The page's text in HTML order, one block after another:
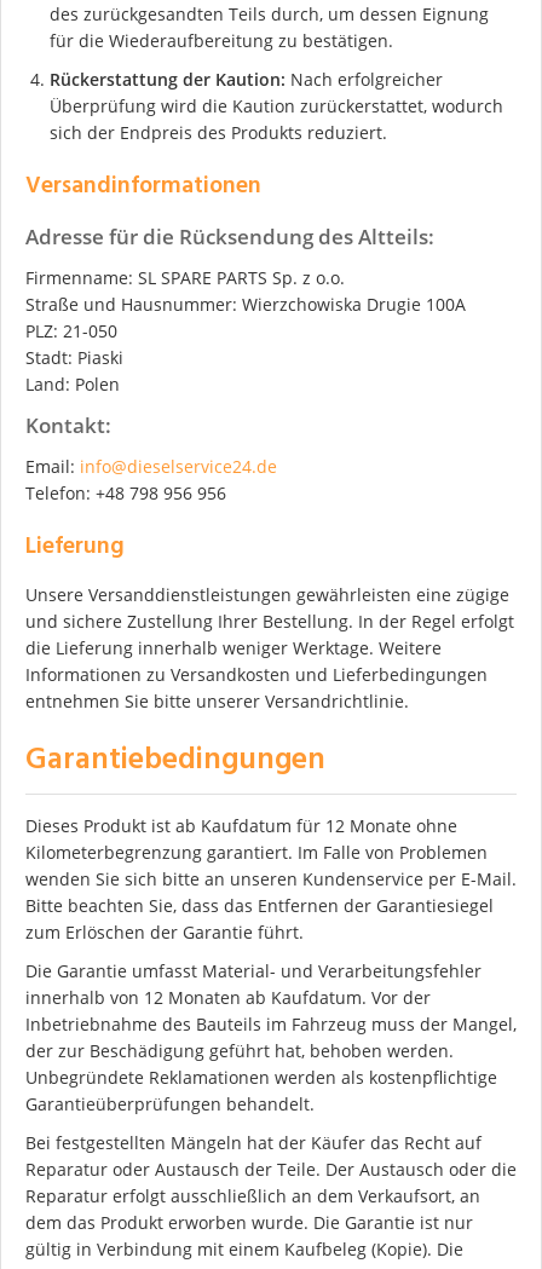
des zurückgesandten Teils durch, um dessen Eignung
für die Wiederaufbereitung zu bestätigen.
Rückerstattung der Kaution: Nach erfolgreicher
Überprüfung wird die Kaution zurückerstattet, wodurch
sich der Endpreis des Produkts reduziert.
Versandinformationen
Adresse für die Rücksendung des Altteils:
Firmenname: SL SPARE PARTS Sp. z o.o.
Straße und Hausnummer: Wierzchowiska Drugie 100A
PLZ: 21-050
Stadt: Piaski
Land: Polen
Kontakt:
Email: info@dieselservice24.de
Telefon: +48 798 956 956
Lieferung
Unsere Versanddienstleistungen gewährleisten eine zügige
und sichere Zustellung Ihrer Bestellung. In der Regel erfolgt
die Lieferung innerhalb weniger Werktage. Weitere
Informationen zu Versandkosten und Lieferbedingungen
entnehmen Sie bitte unserer Versandrichtlinie.
Garantiebedingungen
Dieses Produkt ist ab Kaufdatum für 12 Monate ohne
Kilometerbegrenzung garantiert. Im Falle von Problemen
wenden Sie sich bitte an unseren Kundenservice per E-Mail.
Bitte beachten Sie, dass das Entfernen der Garantiesiegel
zum Erlöschen der Garantie führt.
Die Garantie umfasst Material- und Verarbeitungsfehler
innerhalb von 12 Monaten ab Kaufdatum. Vor der
Inbetriebnahme des Bauteils im Fahrzeug muss der Mangel,
der zur Beschädigung geführt hat, behoben werden.
Unbegründete Reklamationen werden als kostenpflichtige
Garantieüberprüfungen behandelt.
Bei festgestellten Mängeln hat der Käufer das Recht auf
Reparatur oder Austausch der Teile. Der Austausch oder die
Reparatur erfolgt ausschließlich an dem Verkaufsort, an
dem das Produkt erworben wurde. Die Garantie ist nur
gültig in Verbindung mit einem Kaufbeleg (Kopie). Die